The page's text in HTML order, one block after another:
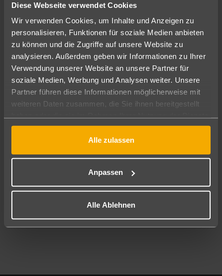
Diese Webseite verwendet Cookies
Wir verwenden Cookies, um Inhalte und Anzeigen zu
personalisieren, Funktionen für soziale Medien anbieten
zu können und die Zugriffe auf unsere Website zu
analysieren. Außerdem geben wir Informationen zu Ihrer
Verwendung unserer Website an unsere Partner für
soziale Medien, Werbung und Analysen weiter. Unsere
Partner führen diese Informationen möglicherweise mit
weiteren Daten zusammen, die Sie ihnen bereitgestellt
gesammelt haben.
Alle zulassen
Anpassen
Alle Ablehnen
Angebote filtern
Ändere die Kriterien nach deinen Wünschen
Pauschal Nur Hotel
Abflughafen
Reisezeitraum
12.08.26–10.08.27 7-21 Nächte
2 Erwachsene Keine Kinder